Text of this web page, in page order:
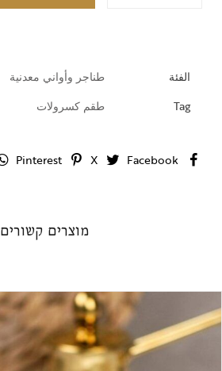
الفئة
طناجر وأواني معدنية
Tag
طقم كسرولات
Facebook
X
Pinterest
מוצרים קשורים